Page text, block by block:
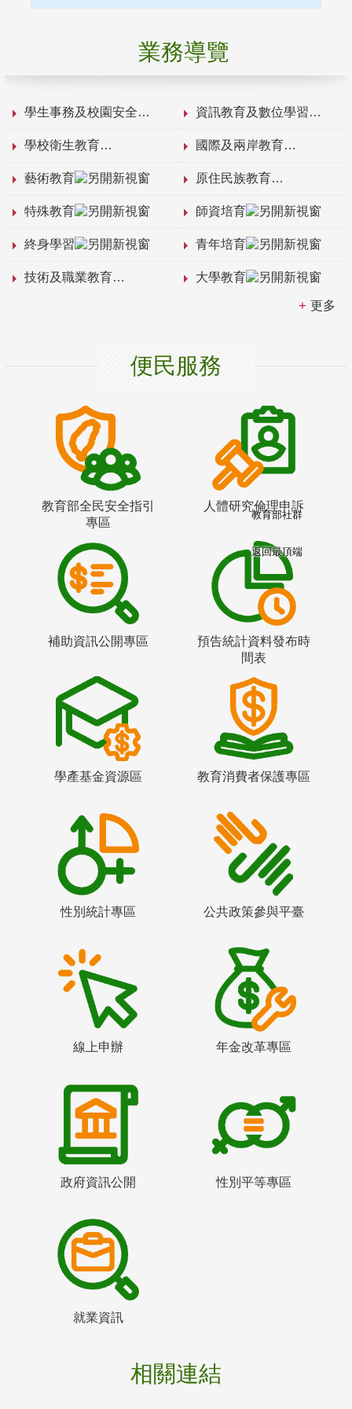
業務導覽
學生事務及校園安全 資訊教育及數位學習
學校衛生教育 國際及兩岸教育
藝術教育 原住民族教育
特殊教育 師資培育
終身學習 青年培育
技術及職業教育 大學教育
更多
便民服務
教育部全民安全指引
專區
人體研究倫理申訴
補助資訊公開專區
預告統計資料發布時
間表
學產基金資源區 教育消費者保護專區
性別統計專區 公共政策參與平臺
線上申辦 年金改革專區
政府資訊公開 性別平等專區
就業資訊
相關連結
教育部社群
返回最頂端